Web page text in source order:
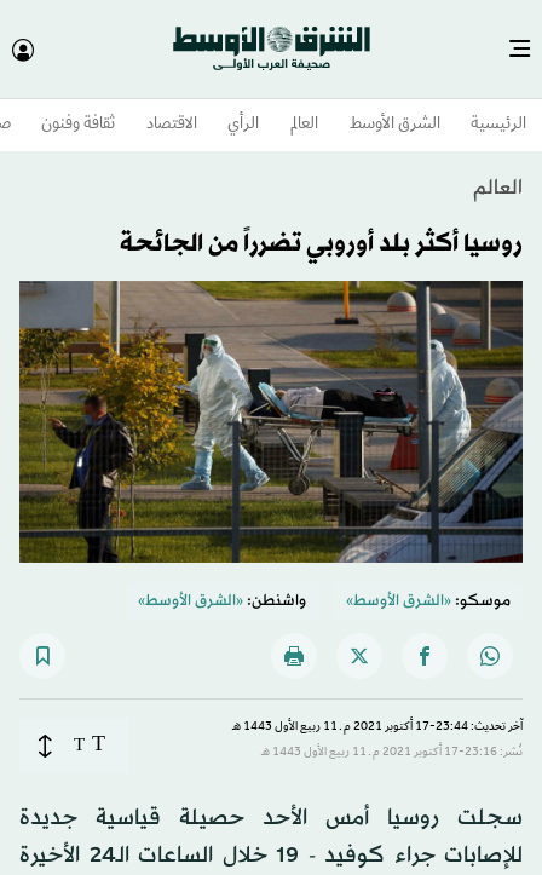
الرئيسية الشرق الأوسط​ العالم الرأي الاقتصاد ثقافة وفنون
العالم
روسيا أكثر بلد أوروبي تضرراً من الجائحة
موسكو:«الشرق الأوسط» واشنطن:«الشرق الأوسط»
آخر تحديث: 23:44-17 أكتوبر 2021 م ـ 11 ربيع الأول 1443 هـ
نُشر: 23:16-17 أكتوبر 2021 م ـ 11 ربيع الأول 1443 هـ
T
T
سجلت روسيا أمس الأحد حصيلة قياسية جديدة
للإصابات جراء كوفيد - 19 خلال الساعات الـ24 الأخيرة